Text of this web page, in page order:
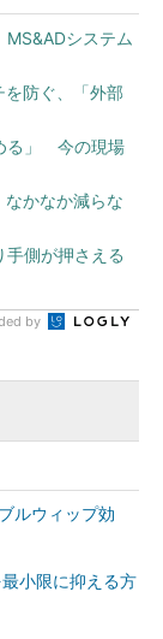
システム
防ぐ、「外部
る」 今の現場
かなか減らな
手側が押さえる
by
ルウィップ効
小限に抑える方